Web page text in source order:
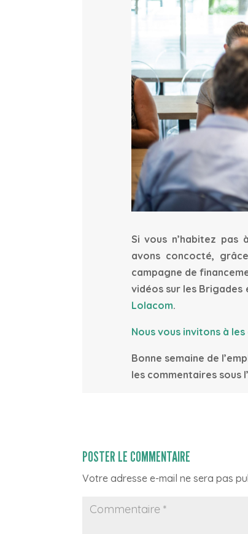
Si vous n’habitez pas
avons concocté,
campagne de
vidéos sur les
Lolacom.
Nous vous invitons à
Bonne semaine de
les commentaires sous
POSTER LE COMMENTAIRE
Votre adresse e-mail ne sera pas